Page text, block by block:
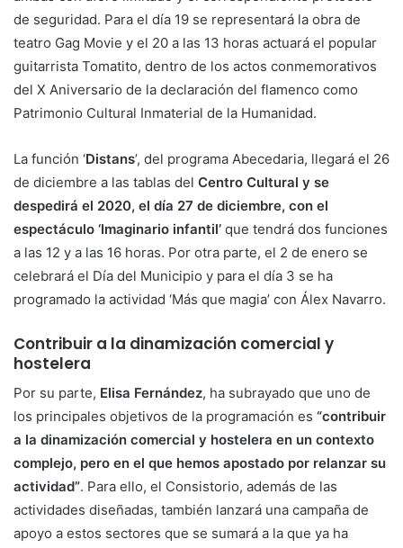
de seguridad. Para el día 19 se representará la obra de
teatro Gag Movie y el 20 a las 13 horas actuará el popular
guitarrista Tomatito, dentro de los actos conmemorativos
del X Aniversario de la declaración del flamenco como
Patrimonio Cultural Inmaterial de la Humanidad.
La función ‘Distans’, del programa Abecedaria, llegará el 26
de diciembre a las tablas del Centro Cultural y se
despedirá el 2020, el día 27 de diciembre, con el
espectáculo ‘Imaginario infantil’ que tendrá dos funciones
a las 12 y a las 16 horas. Por otra parte, el 2 de enero se
celebrará el Día del Municipio y para el día 3 se ha
programado la actividad ‘Más que magia’ con Álex Navarro.
Contribuir a la dinamización comercial y
hostelera
Por su parte, Elisa Fernández, ha subrayado que uno de
los principales objetivos de la programación es “contribuir
a la dinamización comercial y hostelera en un contexto
complejo, pero en el que hemos apostado por relanzar su
actividad”. Para ello, el Consistorio, además de las
actividades diseñadas, también lanzará una campaña de
apoyo a estos sectores que se sumará a la que ya ha